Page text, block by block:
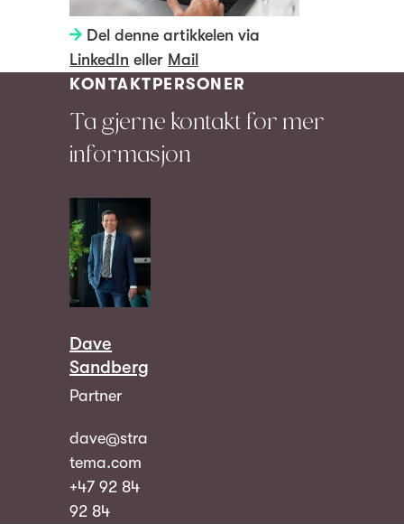
Del denne artikkelen via
LinkedIn eller Mail
KONTAKTPERSONER
Ta gjerne kontakt for mer
informasjon
Dave
Sandberg
Partner
dave@stra
tema.com
+47 92 84
92 84